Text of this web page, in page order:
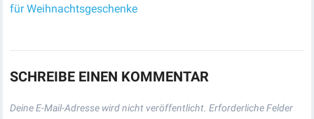
für Weihnachtsgeschenke
SCHREIBE EINEN KOMMENTAR
Deine E-Mail-Adresse wird nicht veröffentlicht. Erforderliche Felder